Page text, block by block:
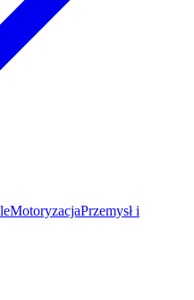
MotoryzacjaPrzemysł i